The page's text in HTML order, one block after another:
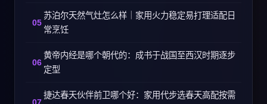
苏泊尔天然气灶怎么样｜家用火力稳定易打理适配日
常烹饪
黄帝内经是哪个朝代的：成书于战国至西汉时期逐步
定型
捷达春天伙伴前卫哪个好：家用代步选春天高配按需